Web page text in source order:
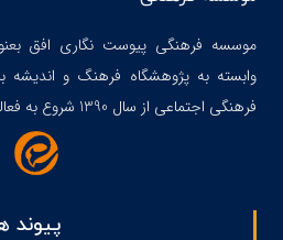
موسسه فرهنگی پیوست نگاری افق
وابسته به پژوهشگاه فرهنگ و
فرهنگی اجتماعی از سال 1390 شروع به فعالیت نموده است.
پیوند